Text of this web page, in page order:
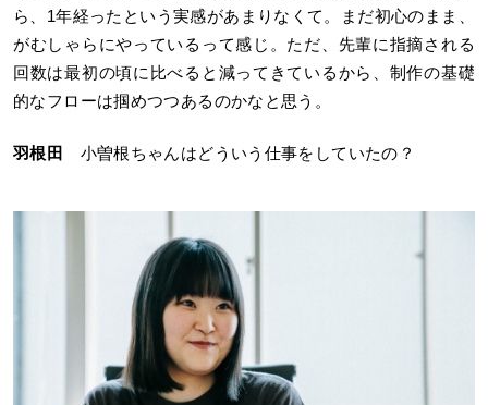
ら、1年経ったという実感があまりなくて。まだ初心のまま、
がむしゃらにやっているって感じ。ただ、先輩に指摘される
回数は最初の頃に比べると減ってきているから、制作の基礎
的なフローは掴めつつあるのかなと思う。
羽根田 小曽根ちゃんはどういう仕事をしていたの？